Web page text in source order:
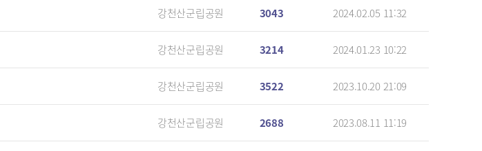
강천산군립공원 3043 2024.02.05 11:32
강천산군립공원 3214 2024.01.23 10:22
강천산군립공원 3522 2023.10.20 21:09
강천산군립공원 2688 2023.08.11 11:19